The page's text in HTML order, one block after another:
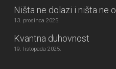
Ništa ne dolazi i ništa ne
13. prosinca 2025.
Kvantna duhovnost
19. listopada 2025.